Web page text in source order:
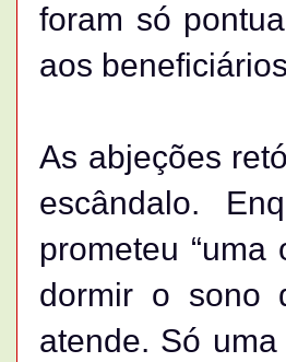
foram só
aos
As abjeções
escândalo.
prometeu
dormir o sono
atende. Só